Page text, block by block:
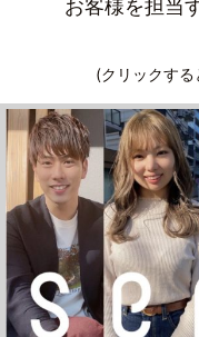
お客様を担当
(クリックす